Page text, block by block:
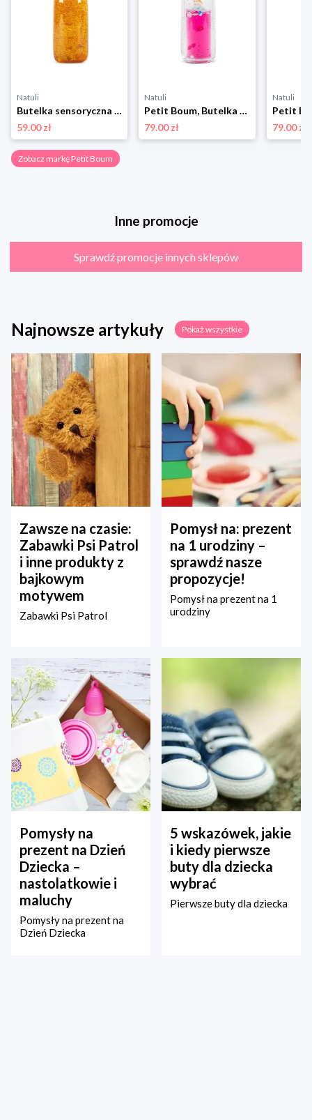
Natuli
Butelka sensoryczna FLOAT kurkuma, Petit Boum Petit boum
59.00 zł
Natuli
Petit Boum, Butelka sensoryczna, dwufazowa MOVE świat syreny Petit boum
79.00 zł
Natuli
79.00 zł
Zobacz markę Petit Boum
Inne promocje
Sprawdź promocje innych sklepów
Najnowsze artykuły Pokaż wszystkie
Zawsze na czasie:
Zabawki Psi Patrol
i inne produkty z
bajkowym
motywem
Zabawki Psi Patrol
Pomysł na: prezent
na 1 urodziny –
sprawdź nasze
propozycje!
Pomysł na prezent na 1
urodziny
Pomysły na
prezent na Dzień
Dziecka –
nastolatkowie i
maluchy
Pomysły na prezent na
Dzień Dziecka
5 wskazówek, jakie
i kiedy pierwsze
buty dla dziecka
wybrać
Pierwsze buty dla dziecka